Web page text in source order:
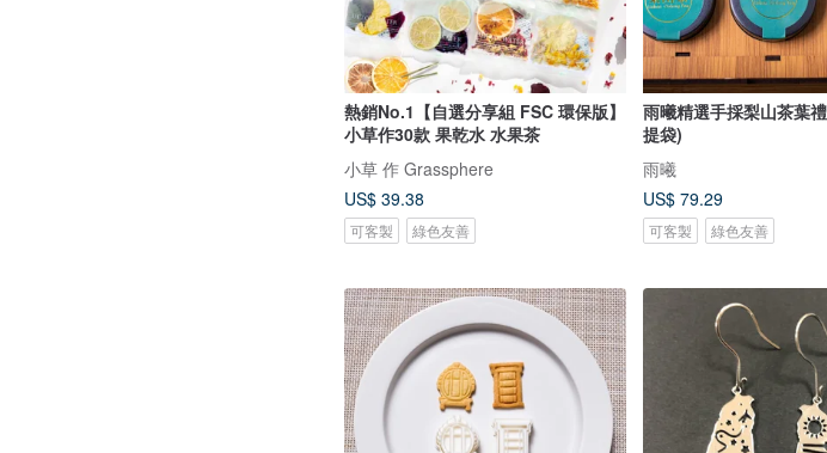
熱銷No.1【自選分享組 FSC 環保版】
小草作30款 果乾水 水果茶
小草 作 Grassphere
US$ 39.38
可客製 綠色友善
雨曦精選手採梨山茶葉
提袋)
雨曦
US$ 79.29
可客製 綠色友善